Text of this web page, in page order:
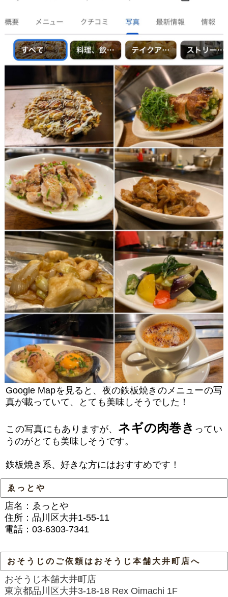
Google Mapを見ると、夜の鉄板焼きのメニューの写
真が載っていて、とても美味しそうでした！
この写真にもありますが、 ネギの肉巻き ってい
うのがとても美味しそうです。
鉄板焼き系、好きな方にはおすすめです！
ゑっとや
店名：ゑっとや
住所：品川区大井1-55-11
電話：03-6303-7341
おそうじのご依頼はおそうじ本舗大井町店へ
おそうじ本舗大井町店
東京都品川区大井3-18-18 Rex Oimachi 1F